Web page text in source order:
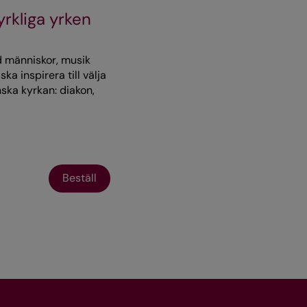
yrken
musik
inspirera till välja
kyrkan: diakon,
Beställ